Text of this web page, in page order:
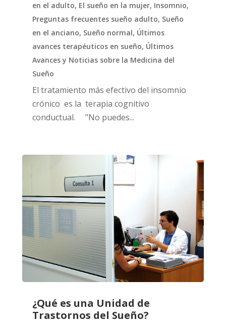
en el adulto, El sueño en la mujer, Insomnio,
Preguntas frecuentes sueño adulto, Sueño
en el anciano, Sueño normal, Últimos
avances terapéuticos en sueño, Últimos
Avances y Noticias sobre la Medicina del
Sueño
El tratamiento más efectivo del insomnio
crónico es la terapia cognitivo
conductual. "No puedes...
¿Qué es una Unidad de
Trastornos del Sueño?